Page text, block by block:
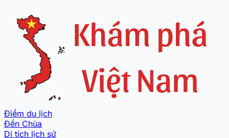
Điểm du lịch
Đền Chùa
Di tích lịch sử